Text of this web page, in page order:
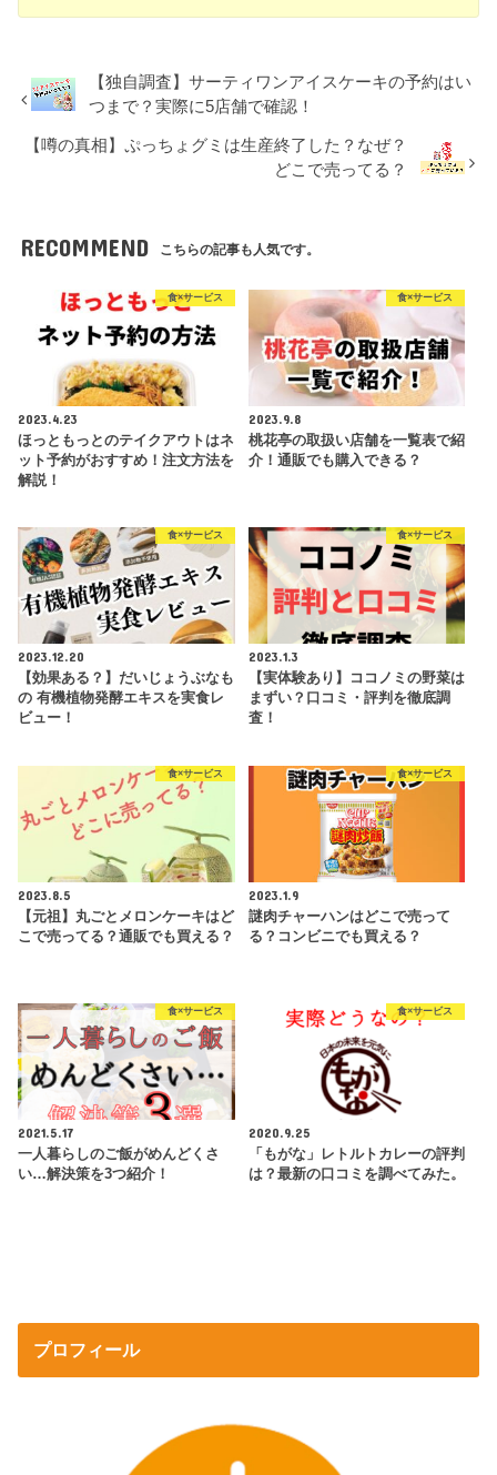
【独自調査】サーティワンアイスケーキの予約はい
つまで？実際に5店舗で確認！
【噂の真相】ぷっちょグミは生産終了した？なぜ？
どこで売ってる？
RECOMMEND こちらの記事も人気です。
食×サービス
2023.4.23
ほっともっとのテイクアウトはネ
ット予約がおすすめ！注文方法を
解説！
食×サービス
2023.9.8
桃花亭の取扱い店舗を一覧表で紹
介！通販でも購入できる？
食×サービス
2023.12.20
【効果ある？】だいじょうぶなも
の 有機植物発酵エキスを実食レ
ビュー！
食×サービス
2023.1.3
【実体験あり】ココノミの野菜は
まずい？口コミ・評判を徹底調
査！
食×サービス
2023.8.5
【元祖】丸ごとメロンケーキはど
こで売ってる？通販でも買える？
食×サービス
2023.1.9
謎肉チャーハンはどこで売って
る？コンビニでも買える？
食×サービス
2021.5.17
一人暮らしのご飯がめんどくさ
い…解決策を3つ紹介！
食×サービス
2020.9.25
「もがな」レトルトカレーの評判
は？最新の口コミを調べてみた。
プロフィール